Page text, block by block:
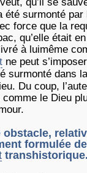
surmonté par
force que la
qu’elle était
à luimême
ne peut
surmonté dans
Du coup,
comme le Dieu
obstacle,
formulée
transhistorique.